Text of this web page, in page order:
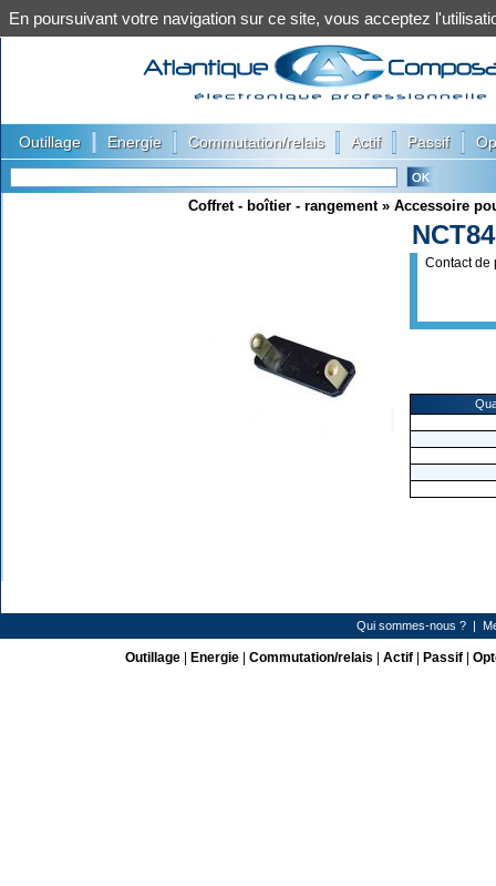
Outillage Energie Commutation/relais Actif Passif
Coffret - boîtier - rangement» Accessoire
Contact de
Qui sommes-nous ? |
Outillage| Energie| Commutation/relais Actif| Passif|
En poursuivant votre navigation sur ce site, vous acceptez